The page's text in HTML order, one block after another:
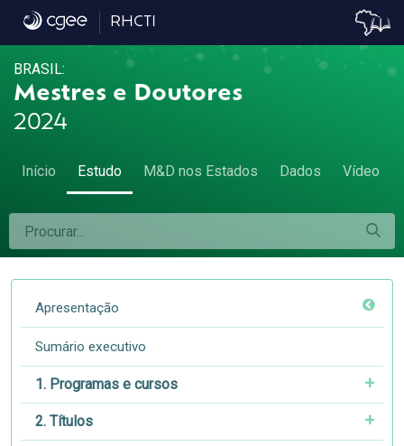
Como citar - Como citar
RHCTI
BRASIL:
Mestres e Doutores
2024
Início Estudo M&D nos Estados Dados Vídeo
Apresentação
Sumário executivo
1. Programas e cursos
2. Títulos